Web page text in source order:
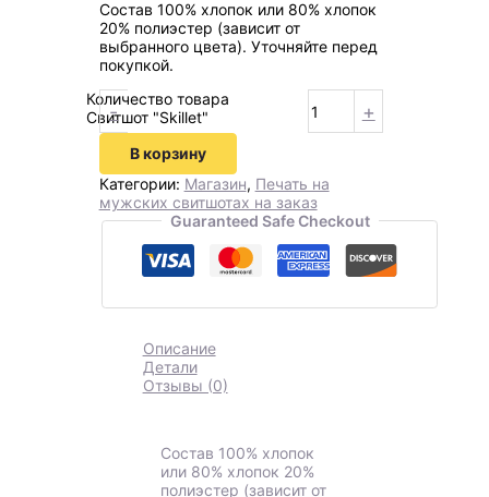
Состав 100% хлопок или 80% хлопок
20% полиэстер (зависит от
выбранного цвета). Уточняйте перед
покупкой.
-
Количество товара
Свитшот "Skillet"
+
В корзину
Категории: Магазин, Печать на
мужских свитшотах на заказ
Guaranteed Safe Checkout
Описание
Детали
Отзывы (0)
Состав 100% хлопок
или 80% хлопок 20%
полиэстер (зависит от